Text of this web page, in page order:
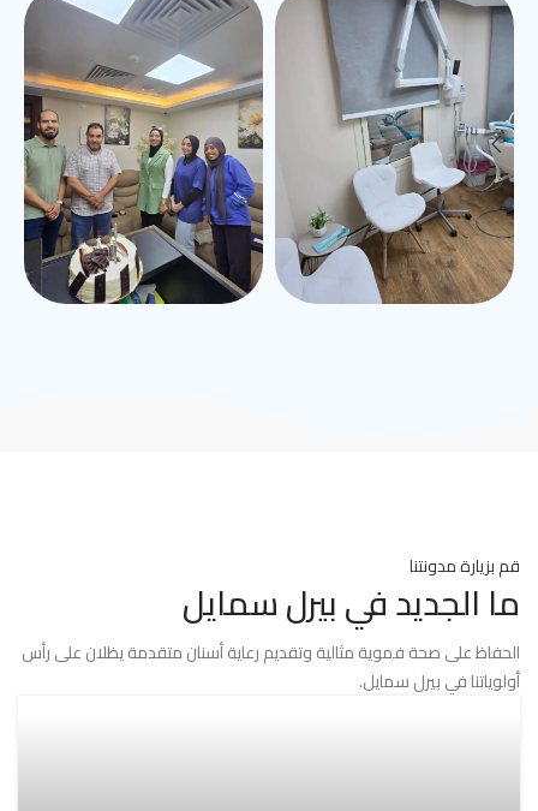
قم بزيارة مدونتنا
ما الجديد في بيرل سمايل
الحفاظ على صحة فموية مثالية وتقديم رعاية أسنان متقدمة يظلان على رأس
أولوياتنا في بيرل سمايل.